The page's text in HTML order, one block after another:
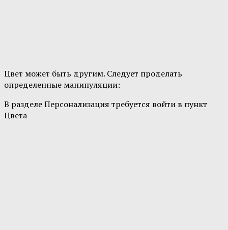
Цвет может быть другим. Следует проделать
определенные манипуляции:
В разделе Персонализация требуется войти в пункт
Цвета